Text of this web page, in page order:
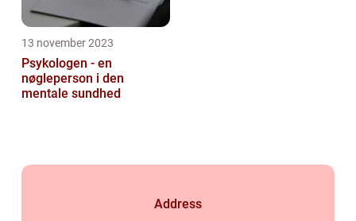
13 november 2023
Psykologen - en
nøgleperson i den
mentale sundhed
Address